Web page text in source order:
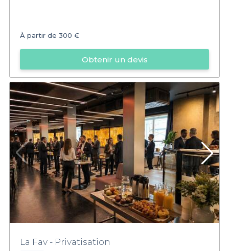
À partir de 300 €
Obtenir un devis
La Fav - Privatisation